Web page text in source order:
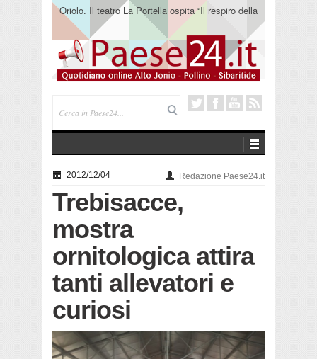
Oriolo. Il teatro La Portella ospita “Il respiro della
terra” del collettivo 365
2012/12/04 Redazione Paese24.it
Trebisacce,
mostra
ornitologica attira
tanti allevatori e
curiosi